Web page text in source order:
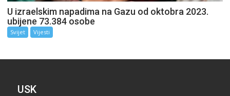
U izraelskim napadima na Gazu od oktobra 2023.
ubijene 73.384 osobe
Svijet Vijesti
USK